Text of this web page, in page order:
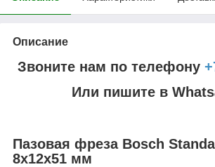
Описание
Звоните нам по телефону
Или пишите в
Пазовая фреза Bosch
8x12x51 мм